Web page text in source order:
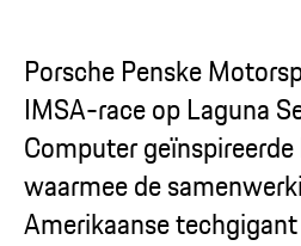
Porsche Penske
IMSA-race op Laguna
Computer
waarmee de
Amerikaanse